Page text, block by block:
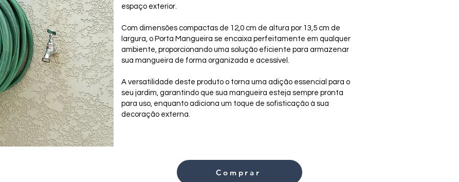
espaço exterior.
Com dimensões compactas de 12,0 cm de altura por 13,5 cm de
largura, o Porta Mangueira se encaixa perfeitamente em qualquer
ambiente, proporcionando uma solução eficiente para armazenar
sua mangueira de forma organizada e acessível.
A versatilidade deste produto o torna uma adição essencial para o
seu jardim, garantindo que sua mangueira esteja sempre pronta
para uso, enquanto adiciona um toque de sofisticação à sua
decoração externa.
Comprar